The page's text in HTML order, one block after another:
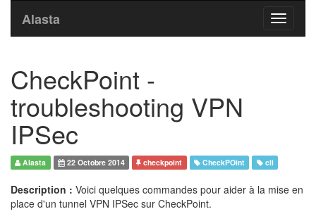
Toggle
Alasta
CheckPoint -
troubleshooting VPN
IPSec
Alasta 22 Octobre 2014 checkpoint CheckPOint cli
Description : Voici quelques commandes pour aider à la mise en
place d'un tunnel VPN IPSec sur CheckPoint.